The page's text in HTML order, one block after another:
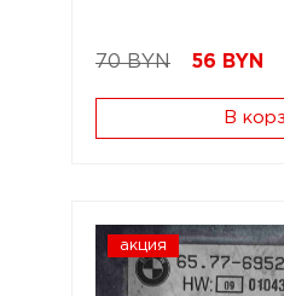
70 BYN 56 BYN
В
акция